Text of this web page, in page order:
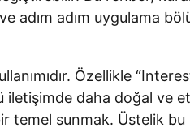
adım adım uygulama
Özellikle
iletişimde daha doğal ve
temel sunmak. Üstelik bu